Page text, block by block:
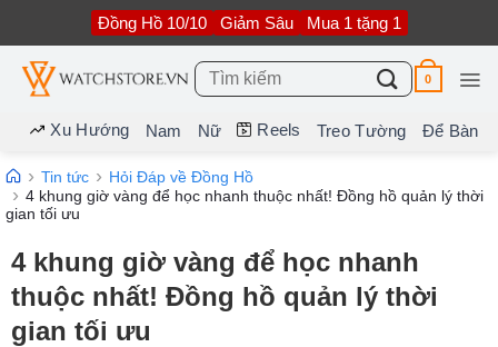
nội
dung
Đồng Hồ 10/10 Giảm Sâu Mua 1 tặng 1
Tìm
kiếm:
0
Xu Hướng Nam Nữ Reels Treo Tường Để Bàn
Tin tức
Hỏi Đáp về Đồng Hồ
4 khung giờ vàng để học nhanh thuộc nhất! Đồng hồ quản lý thời
gian tối ưu
4 khung giờ vàng để học nhanh
thuộc nhất! Đồng hồ quản lý thời
gian tối ưu